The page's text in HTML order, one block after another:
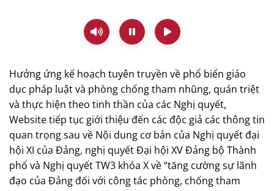
Hưởng ứng kế hoạch tuyên truyền về phổ biến giáo
dục pháp luật và phòng chống tham nhũng, quán triệt
và thực hiện theo tinh thần của các Nghị quyết,
Website tiếp tục giới thiệu đến các độc giả các thông tin
quan trọng sau về Nội dung cơ bản của Nghị quyết đại
hội XI của Đảng, nghị quyết Đại hội XV Đảng bộ Thành
phố và Nghị quyết TW3 khóa X về “tăng cường sự lãnh
đạo của Đảng đối với công tác phòng, chống tham